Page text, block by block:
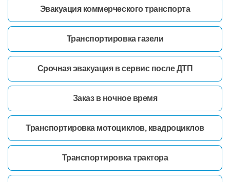
Эвакуация коммерческого транспорта
Транспортировка газели
Срочная эвакуация в сервис после ДТП
Заказ в ночное время
Транспортировка мотоциклов, квадроциклов
Транспортировка трактора